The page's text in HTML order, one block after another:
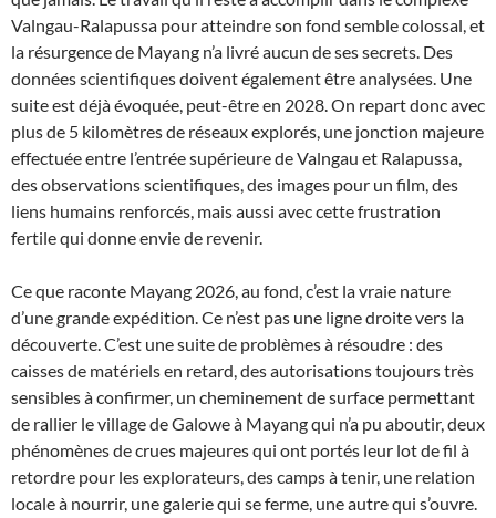
Valngau-Ralapussa pour atteindre son fond semble colossal, et
la résurgence de Mayang n’a livré aucun de ses secrets. Des
données scientifiques doivent également être analysées. Une
suite est déjà évoquée, peut-être en 2028. On repart donc avec
plus de 5 kilomètres de réseaux explorés, une jonction majeure
effectuée entre l’entrée supérieure de Valngau et Ralapussa,
des observations scientifiques, des images pour un film, des
liens humains renforcés, mais aussi avec cette frustration
fertile qui donne envie de revenir.
Ce que raconte Mayang 2026, au fond, c’est la vraie nature
d’une grande expédition. Ce n’est pas une ligne droite vers la
découverte. C’est une suite de problèmes à résoudre : des
caisses de matériels en retard, des autorisations toujours très
sensibles à confirmer, un cheminement de surface permettant
de rallier le village de Galowe à Mayang qui n’a pu aboutir, deux
phénomènes de crues majeures qui ont portés leur lot de fil à
retordre pour les explorateurs, des camps à tenir, une relation
locale à nourrir, une galerie qui se ferme, une autre qui s’ouvre.